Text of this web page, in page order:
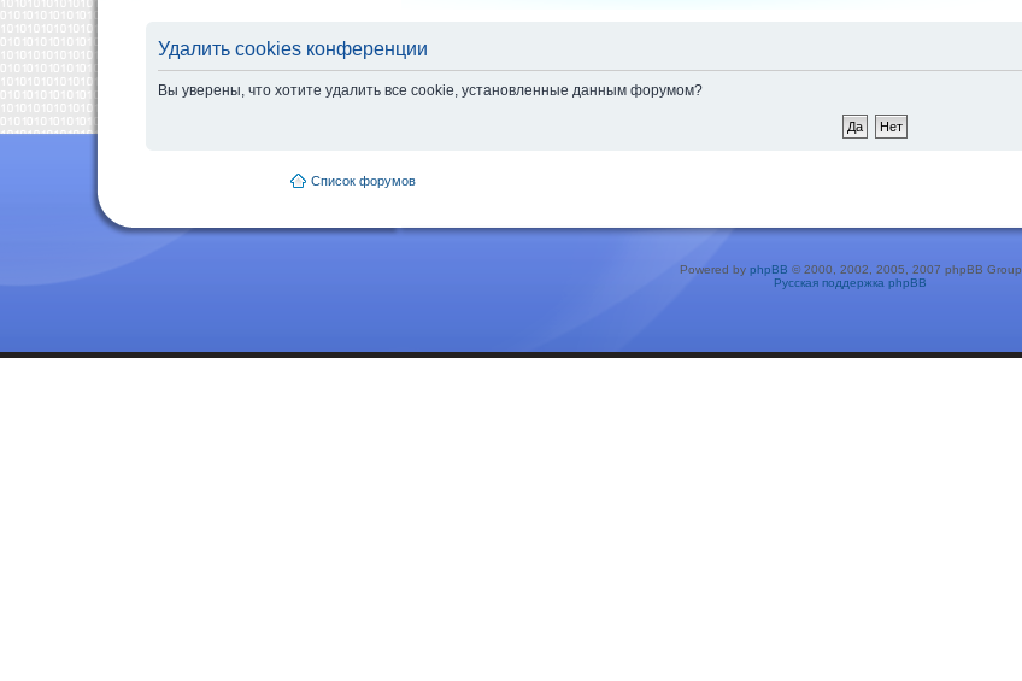
Удалить cookies конференции
Вы уверены, что хотите удалить все cookie, установленные данным форумом?
Список форумов
Powered by phpBB © 2000, 2002, 2005, 2007 phpBB Group
Русская поддержка phpBB